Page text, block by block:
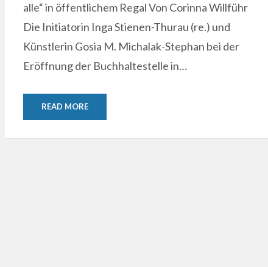
alle“ in öffentlichem Regal Von Corinna Willführ
Die Initiatorin Inga Stienen-Thurau (re.) und
Künstlerin Gosia M. Michalak-Stephan bei der
Eröffnung der Buchhaltestelle in…
READ MORE